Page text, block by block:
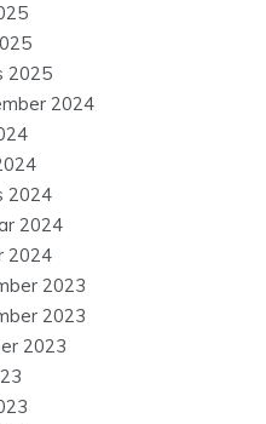
2025
2024
2024
2024
2024
2023
2023
2023